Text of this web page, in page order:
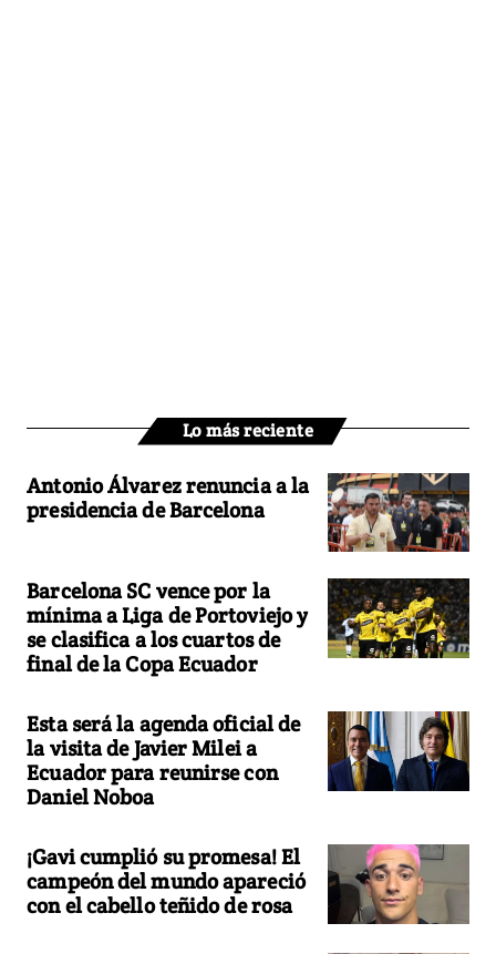
Lo más reciente
Antonio Álvarez renuncia a la
presidencia de Barcelona
Barcelona SC vence por la
mínima a Liga de Portoviejo y
se clasifica a los cuartos de
final de la Copa Ecuador
Esta será la agenda oficial de
la visita de Javier Milei a
Ecuador para reunirse con
Daniel Noboa
¡Gavi cumplió su promesa! El
campeón del mundo apareció
con el cabello teñido de rosa